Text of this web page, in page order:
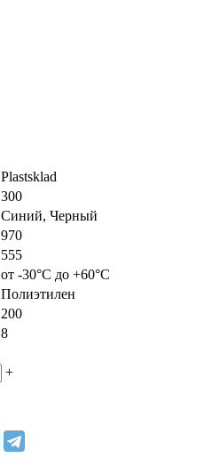
Plastsklad
300
Синий, Черный
970
555
от -30°C до +60°C
Полиэтилен
200
8
+